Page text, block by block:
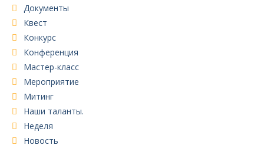
Документы
Квест
Конкурс
Конференция
Мастер-класс
Мероприятие
Митинг
Наши таланты.
Неделя
Новость